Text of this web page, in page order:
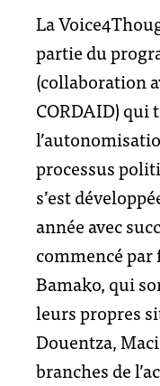
La
partie du
(collaboration
CORDAID) qui
processus
s’est
année avec
commencé
Bamako, qui
leurs propres
Douentza,
branches de